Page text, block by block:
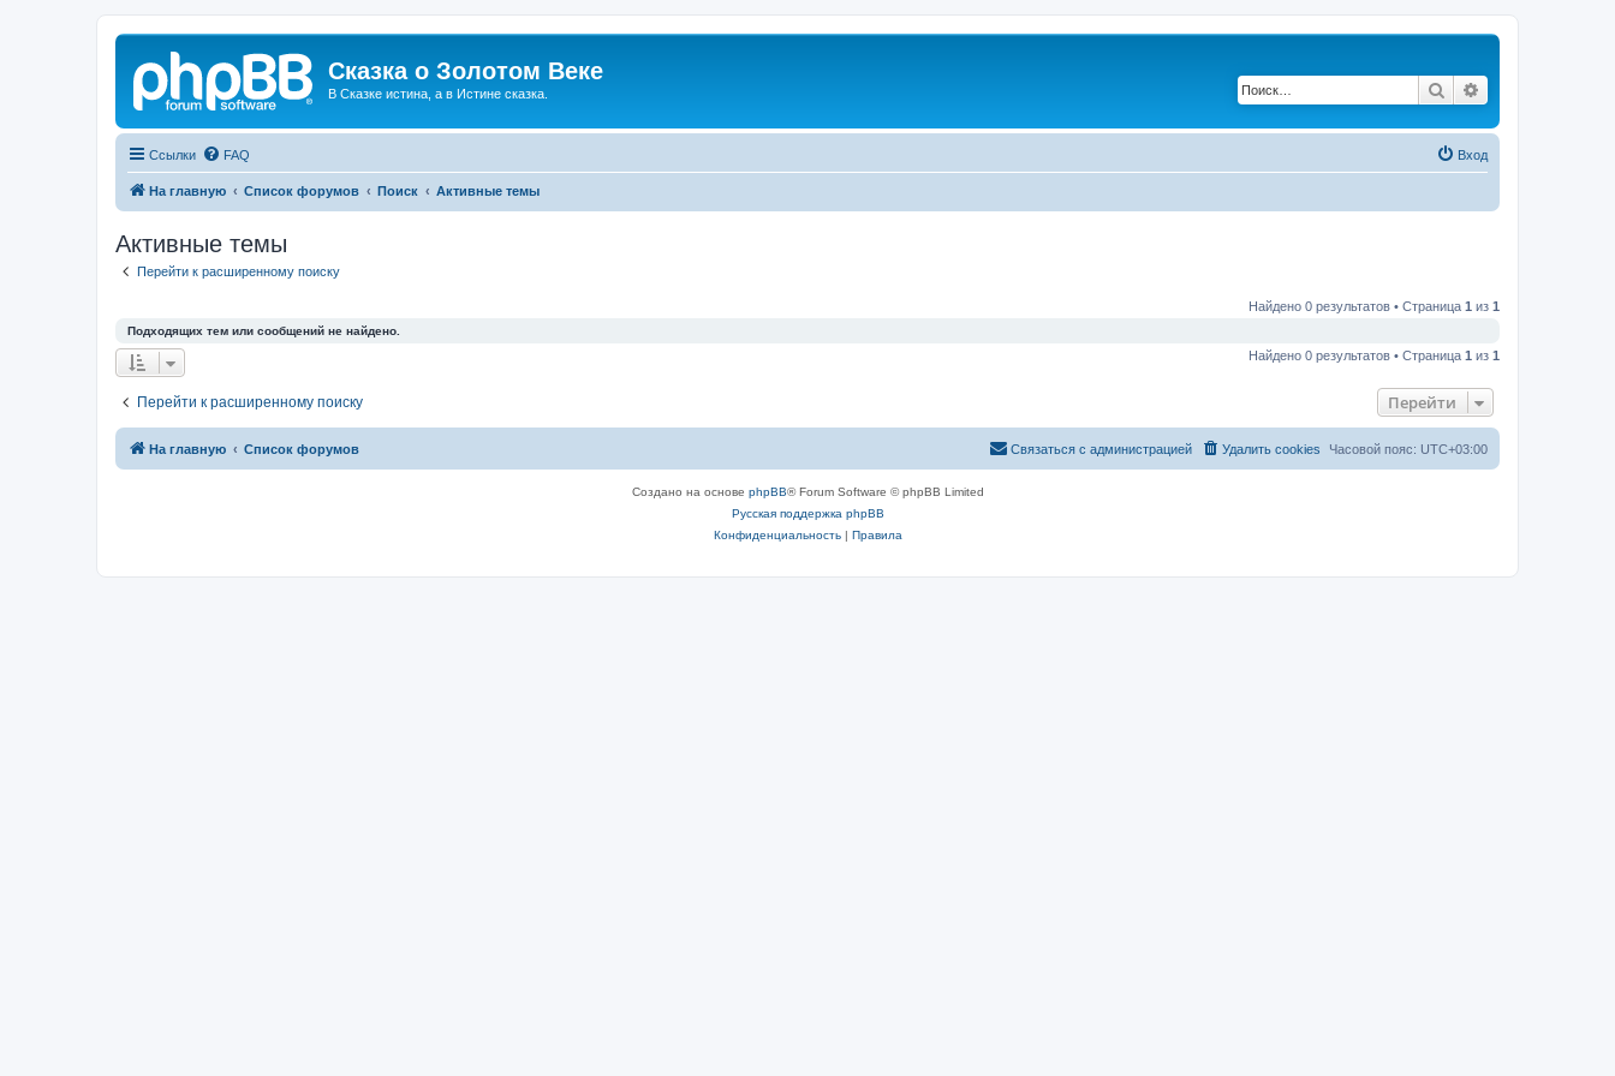
Сказка о Золотом Веке
В Сказке истина, а в Истине сказка. Поиск
Ссылки FAQ Вход
На главную Список форумов Поиск Активные темы
Активные темы
Перейти к расширенному поиску
Найдено 0 результатов • Страница 1 из 1
Подходящих тем или сообщений не найдено.
Найдено 0 результатов • Страница 1 из 1
Перейти к расширенному поиску Перейти
На главную Список форумов Часовой пояс: UTC+03:00
Удалить cookies
Связаться с администрацией
Создано на основе phpBB® Forum Software © phpBB Limited
Русская поддержка phpBB
Конфиденциальность| Правила